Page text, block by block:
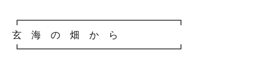
┏━━━━━━━━━━━━━━━━┓
玄 海 の 畑 か ら
┗━━━━━━━━━━━━━━━━┛